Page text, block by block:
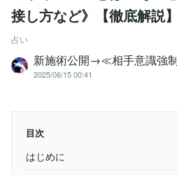
接し方など》【徹底解説】
占い
新施術公開→≪相手意識強
2025/06/15 00:41
目次
はじめに